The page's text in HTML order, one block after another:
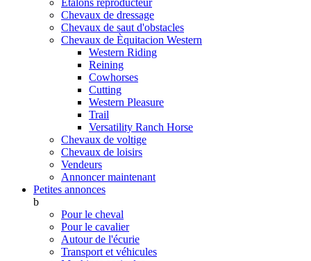
Étalons reproducteur
Chevaux de dressage
Chevaux de saut d'obstacles
Chevaux de Èquitacion Western
Western Riding
Reining
Cowhorses
Cutting
Western Pleasure
Trail
Versatility Ranch Horse
Chevaux de voltige
Chevaux de loisirs
Vendeurs
Annoncer maintenant
Petites annonces
b
Pour le cheval
Pour le cavalier
Autour de l'écurie
Transport et véhicules